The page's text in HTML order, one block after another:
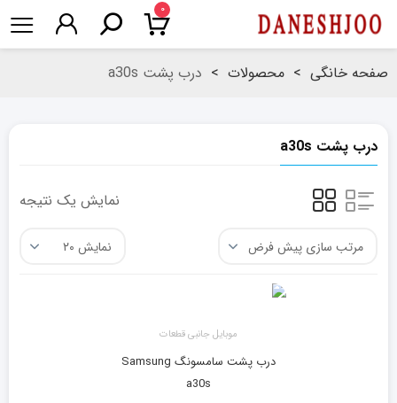
۰
صفحه خانگی > محصولات > درب پشت a30s
درب پشت a30s
نمایش یک نتیجه
موبایل جانبی قطعات
درب پشت سامسونگ Samsung
a30s